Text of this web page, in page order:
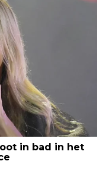
in bad in het